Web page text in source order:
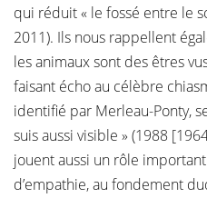
qui réduit « le fossé entre le
2011). Ils nous rappellent
les animaux sont des êtres
faisant écho au célèbre
identifié par Merleau-Ponty,
suis aussi visible » (1988
jouent aussi un rôle
d’empathie, au fondement